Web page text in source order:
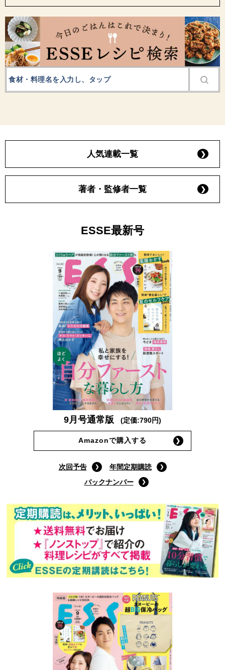
人気連載一覧
著者・監修者一覧
ESSE最新号
9月号通常版 (定価:790円)
Amazonで購入する
次回予告
年間定期購読
バックナンバー